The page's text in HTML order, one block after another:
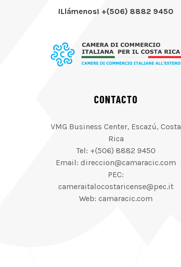
¡Llámenos! +(506) 8882 9450
CONTACTO
VMG Business Center, Escazú, Costa
Rica
Tel: +(506) 8882 9450
Email: direccion@camaracic.com
PEC:
cameraitalocostaricense@pec.it
Web: camaracic.com